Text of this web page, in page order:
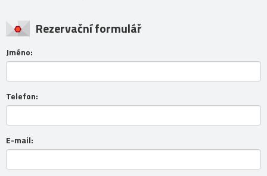
Rezervační formulář
Jméno:
Telefon:
E-mail: